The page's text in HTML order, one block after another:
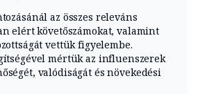
az összes releváns
elért követőszámokat, valamint
vettük figyelembe.
mértük az influenszerek
valódiságát és növekedési